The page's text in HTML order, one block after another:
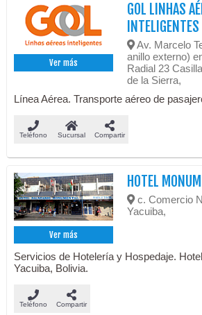
Ver más
GOL LINHAS
INTELIGENTES
Av. Marcelo
anillo externo)
Radial 23
de la Sierra,
Línea Aérea. Transporte aéreo de
Teléfono Sucursal Compartir
Ver más
HOTEL
c. Comercio
Yacuiba,
Servicios de Hotelería y Hospedaje.
Yacuiba, Bolivia.
Teléfono Compartir